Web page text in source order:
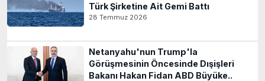
Türk Şirketine Ait Gemi Battı
28 Temmuz 2026
Netanyahu'nun Trump'la
Görüşmesinin Öncesinde Dışişleri
Bakanı Hakan Fidan ABD Büyüke..